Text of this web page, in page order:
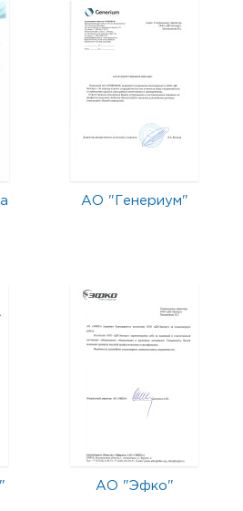
АО "Генериум"
АО "Эфко"